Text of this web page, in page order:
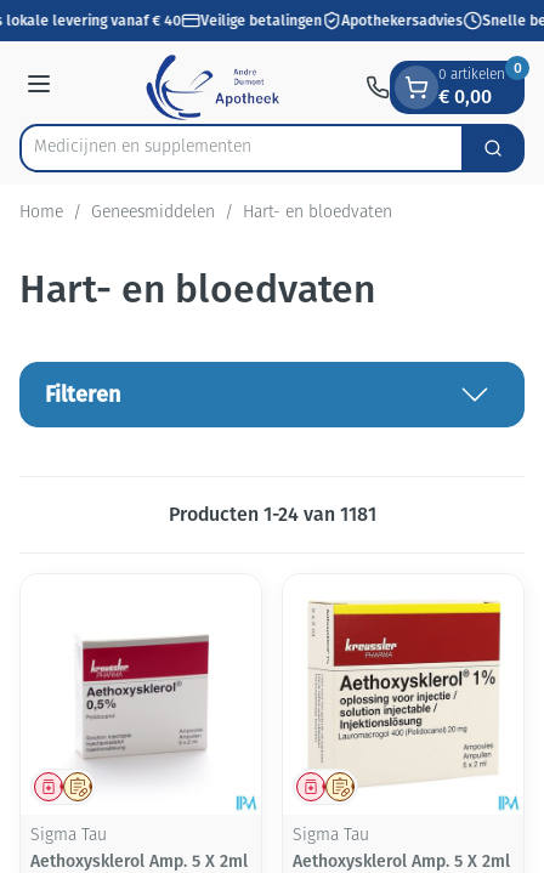
Ga naar de inhoud
1 van 1
levering vanaf € 40 Veilige betalingen Apothekersadvies Snelle
Menu
Product, merk, categorie...
Medicijne Zoek
0 artikelen
€ 0,00
0
Home / Geneesmiddelen / Hart- en bloedvaten
Hart- en bloedvaten
Filteren
Producten 1-24van 1181
Op voorschrift
Geneesmiddel
Sigma Tau
Aethoxysklerol Amp. 5 X 2ml
Op voorschrift
Geneesmiddel
Sigma Tau
Aethoxysklerol Amp. 5 X 2ml